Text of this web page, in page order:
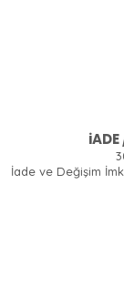
İade ve Değişim